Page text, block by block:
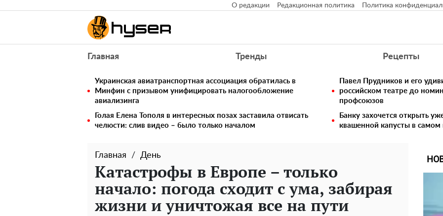
О редакции Редакционная политика Политика
Главная Тренды Рецепты
Украинская авиатранспортная ассоциация обратилась в
Минфин с призывом унифицировать налогообложение
авиализинга
Павел Прудников и его
российском театре до
профсоюзов
Голая Елена Тополя в интересных позах заставила отвисать
челюсти: слив видео – было только началом
Банку захочется открыть
квашенной капусты в
Главная День
Катастрофы в Европе – только
начало: погода сходит с ума, забирая
жизни и уничтожая все на пути